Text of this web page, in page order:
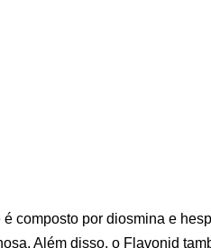
composto por diosmina e
Além disso, o Flavonid